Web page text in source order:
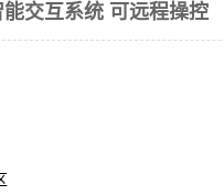
交互系统 可远程操控